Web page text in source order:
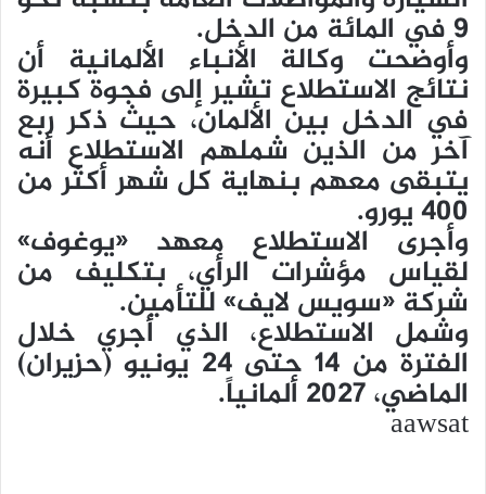
9 في المائة من الدخل.
وأوضحت وكالة الأنباء الألمانية أن
نتائج الاستطلاع تشير إلى فجوة كبيرة
في الدخل بين الألمان، حيث ذكر ربع
آخر من الذين شملهم الاستطلاع أنه
يتبقى معهم بنهاية كل شهر أكثر من
400 يورو.
وأجرى الاستطلاع معهد «يوغوف»
لقياس مؤشرات الرأي، بتكليف من
شركة «سويس لايف» للتأمين.
وشمل الاستطلاع، الذي أجري خلال
الفترة من 14 حتى 24 يونيو (حزيران)
الماضي، 2027 ألمانياً.
aawsat